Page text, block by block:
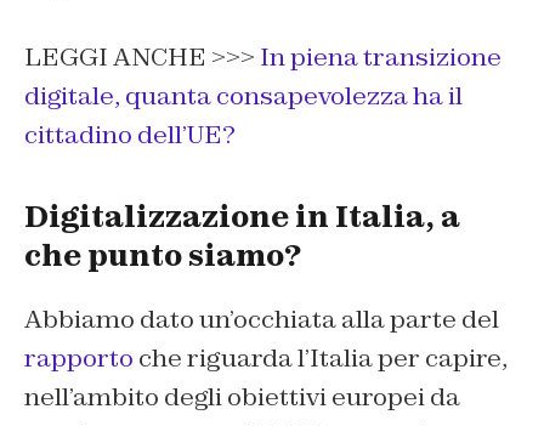
LEGGI ANCHE >>> In piena transizione
digitale, quanta consapevolezza ha il
cittadino dell’UE?
Digitalizzazione in Italia, a
che punto siamo?
Abbiamo dato un’occhiata alla parte del
rapporto che riguarda l’Italia per capire,
nell’ambito degli obiettivi europei da